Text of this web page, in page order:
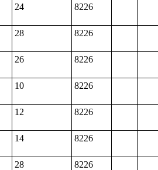
24 8226
28 8226
26 8226
10 8226
12 8226
14 8226
28 8226